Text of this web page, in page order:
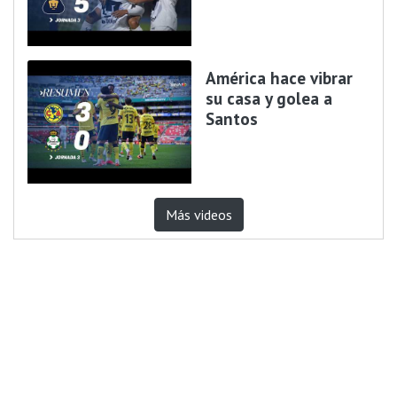
América hace vibrar
su casa y golea a
Santos
Más videos